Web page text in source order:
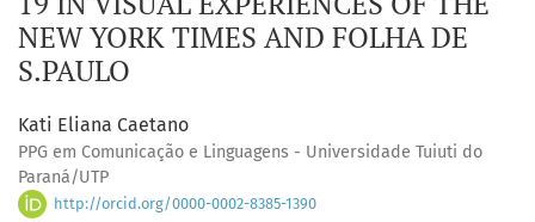
NEW YORK TIMES AND FOLHA DE
S.PAULO
Kati Eliana Caetano
PPG em Comunicação e Linguagens - Universidade Tuiuti do
Paraná/UTP
http://orcid.org/0000-0002-8385-1390